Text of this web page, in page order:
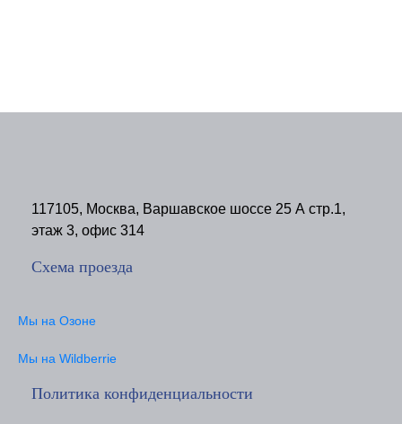
117105, Москва, Варшавское шоссе 25 А стр.1,
этаж 3, офис 314
Схема проезда
Мы на Озоне
Мы на Wildberrie
Политика конфиденциальности